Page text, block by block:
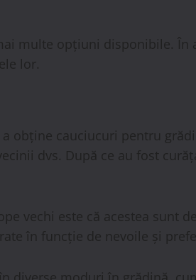
multe opțiuni disponibile.
lor.
obține cauciucuri pentru
dvs. După ce au fost
vechi este că acestea sunt
în funcție de nevoile și